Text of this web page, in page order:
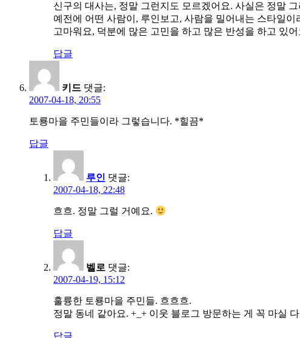
신구의 대사는, 정말 그런지도 모르겠어요. 사실은 정말
예전에 어떤 사람이, 루인보고, 사람을 밀어내는 스타일
고마워요, 덕분에 많은 고민을 하고 많은 반성을 하고 있어
답글
키드 댓글:
2007-04-18, 20:55
토룡마을 주민들이라 그렇습니다. *힐끔*
답글
루인 댓글:
2007-04-18, 22:48
흐흐. 정말 그럴 거예요.
답글
벨로 댓글:
2007-04-19, 15:12
훌륭한 토룡마을 주민들. 흐흐흐.
정말 동네 같아요. +_+ 이웃 블로그 방문하는 게 꼭 마실